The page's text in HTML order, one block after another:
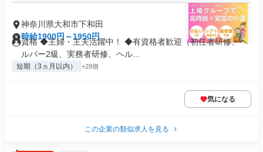
神奈川県大和市下和田
時給1900円～1950円
資格 ◆主婦・主夫活躍中！ ◆有資格者歓迎（初任者研修、ヘ
ルパー2級、実務者研修、ヘル...
短期（3ヵ月以内） +28個
気になる
この企業の類似求人を見る